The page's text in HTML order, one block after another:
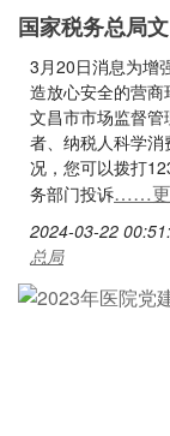
国家税务总局
3月20日消息为增
造放心安全的营
文昌市市场监督
者、纳税人科学消
况，您可以拨打
务部门投诉……
2024-03-22
总局